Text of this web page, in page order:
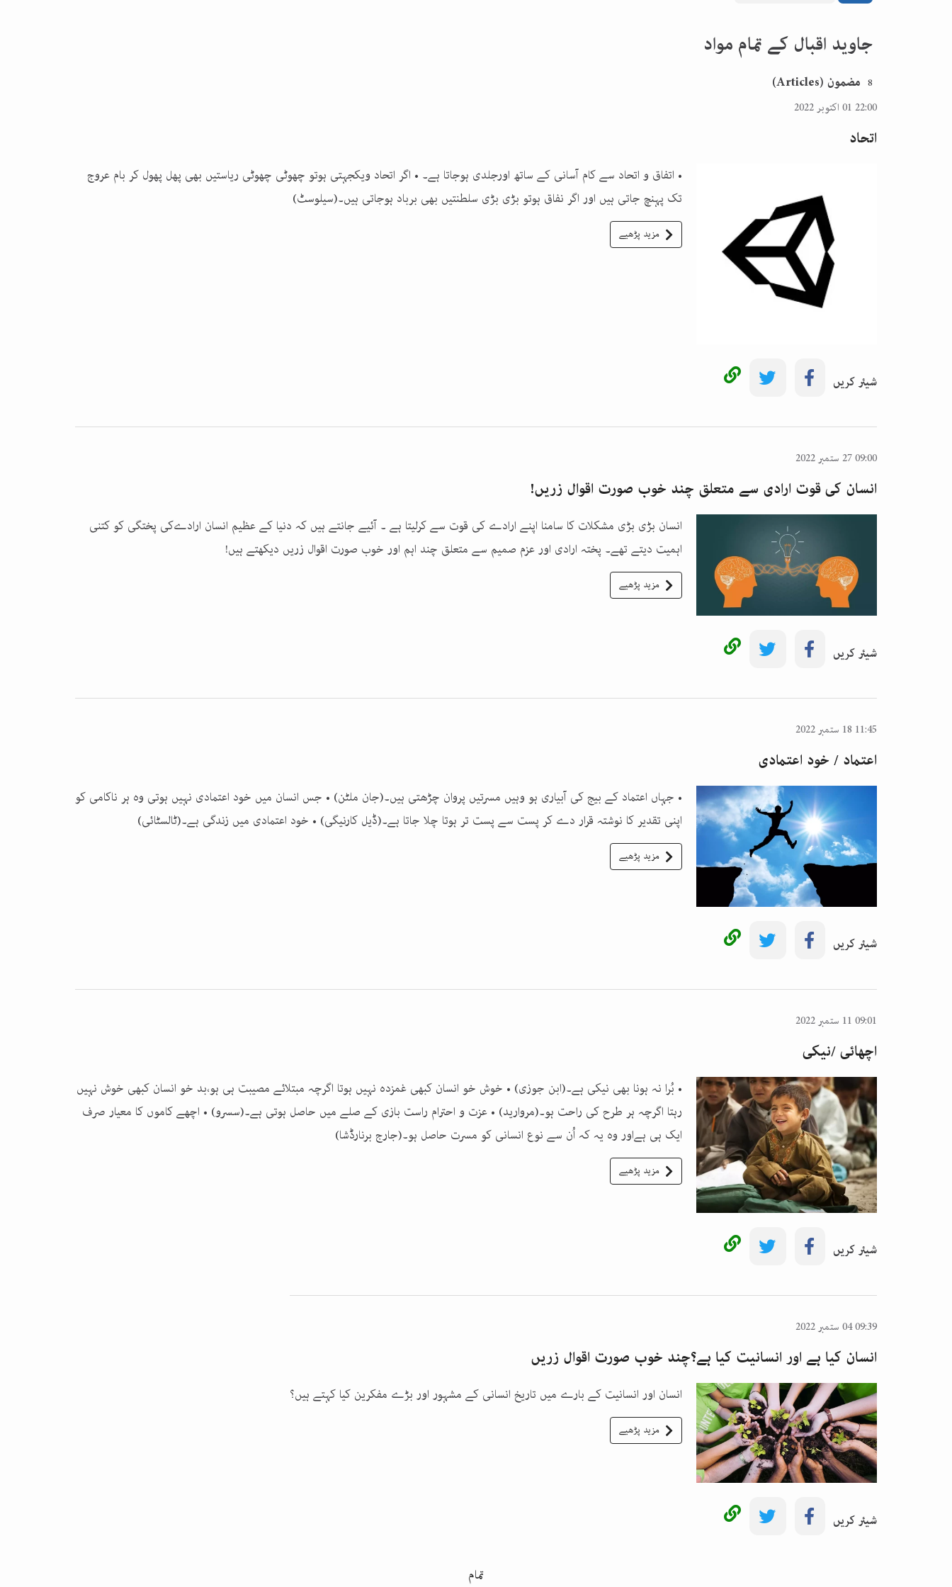
جاوید اقبال کے تمام مواد
8 مضمون (Articles)
22:00 01 اکتوبر 2022
اتحاد
• اتفاق و اتحاد سے کام آسانی کے ساتھ اورجلدی ہوجاتا ہے۔ • اگر اتحاد ویکجہتی ہوتو چھوٹی چھوٹی ریاستیں بھی پھل پھول کر بام عروج
تک پہنچ جاتی ہیں اور اگر نفاق ہوتو بڑی بڑی سلطنتیں بھی برباد ہوجاتی ہیں۔(سیلوسٹ)
مزید پڑھیے
شیئر کریں
09:00 27 ستمبر 2022
انسان کی قوت ارادی سے متعلق چند خوب صورت اقوال زریں!
انسان بڑی بڑی مشکلات کا سامنا اپنے ارادے کی قوت سے کرلیتا ہے ۔ آئیے جانتے ہیں کہ دنیا کے عظیم انسان ارادےکی پختگی کو کتنی
اہمیت دیتے تھے۔ پختہ ارادی اور عزم صمیم سے متعلق چند اہم اور خوب صورت اقوال زریں دیکھتے ہیں!
مزید پڑھیے
شیئر کریں
11:45 18 ستمبر 2022
اعتماد / خود اعتمادی
• جہاں اعتماد کے بیج کی آبیاری ہو وہیں مسرتیں پروان چڑھتی ہیں۔(جان ملٹن) • جس انسان میں خود اعتمادی نہیں ہوتی وہ ہر ناکامی کو
اپنی تقدیر کا نوشتہ قرار دے کر پست سے پست تر ہوتا چلا جاتا ہے۔(ڈیل کارنیگی) • خود اعتمادی میں زندگی ہے۔(ٹالسٹائی)
مزید پڑھیے
شیئر کریں
09:01 11 ستمبر 2022
اچھائی /نیکی
• بُرا نہ ہونا بھی نیکی ہے۔(ابن جوزی) • خوش خو انسان کبھی غمزدہ نہیں ہوتا اگرچہ مبتلائے مصیبت ہی ہو،بد خو انسان کبھی خوش نہیں
رہتا اگرچہ ہر طرح کی راحت ہو۔(مروارید) • عزت و احترام راست بازی کے صلے میں حاصل ہوتی ہے۔(سسرو) • اچھے کاموں کا معیار صرف
ایک ہی ہےاور وہ یہ کہ اُن سے نوع انسانی کو مسرت حاصل ہو۔(جارج برنارڈشا)
مزید پڑھیے
شیئر کریں
09:39 04 ستمبر 2022
انسان کیا ہے اور انسانیت کیا ہے؟چند خوب صورت اقوال زریں
انسان اور انسانیت کے بارے میں تاریخ انسانی کے مشہور اور بڑے مفکرین کیا کہتے ہیں؟
مزید پڑھیے
شیئر کریں
تمام